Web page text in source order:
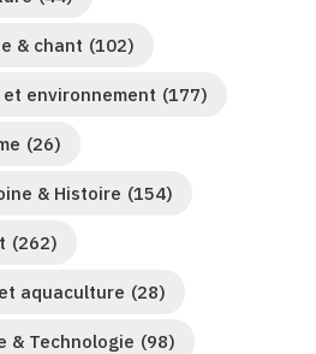
& chant (102)
environnement (177)
(26)
& Histoire (154)
(262)
aquaculture (28)
& Technologie (98)